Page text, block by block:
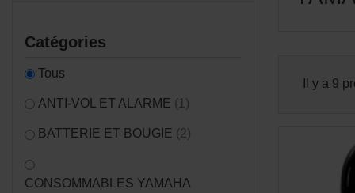
Catégories
Tous
ANTI-VOL ET ALARME (1)
BATTERIE ET BOUGIE (2)
CONSOMMABLES YAMAHA
Il y a 9